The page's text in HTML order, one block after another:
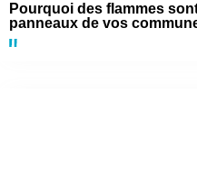
Pourquoi des flammes
panneaux de vos